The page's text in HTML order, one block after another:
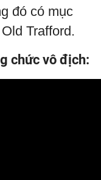
đó có mục
Trafford.
chức vô địch: